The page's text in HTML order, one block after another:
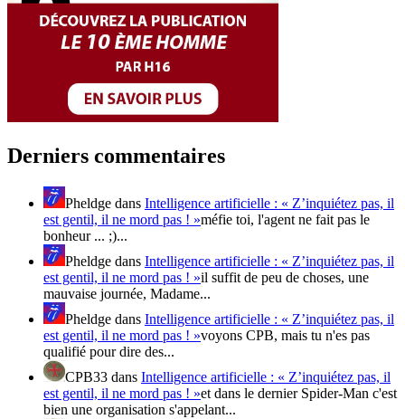
Derniers commentaires
Pheldge dans Intelligence artificielle : « Z’inquiétez pas, il
est gentil, il ne mord pas ! »méfie toi, l'agent ne fait pas le
bonheur ... ;)...
Pheldge dans Intelligence artificielle : « Z’inquiétez pas, il
est gentil, il ne mord pas ! »il suffit de peu de choses, une
mauvaise journée, Madame...
Pheldge dans Intelligence artificielle : « Z’inquiétez pas, il
est gentil, il ne mord pas ! »voyons CPB, mais tu n'es pas
qualifié pour dire des...
CPB33 dans Intelligence artificielle : « Z’inquiétez pas, il
est gentil, il ne mord pas ! »et dans le dernier Spider-Man c'est
bien une organisation s'appelant...